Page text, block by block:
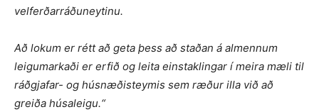
velferðarráðuneytinu.
Að lokum er rétt að geta þess að staðan á almennum
leigumarkaði er erfið og leita einstaklingar í meira mæli til
ráðgjafar- og húsnæðisteymis sem ræður illa við að
greiða húsaleigu.“